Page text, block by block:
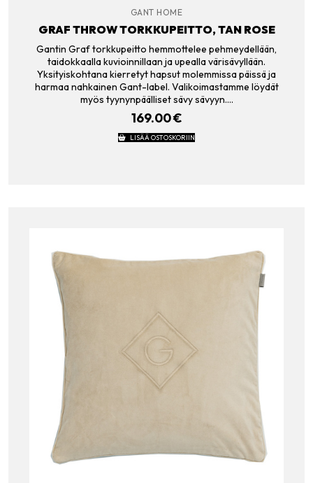
GANT HOME
GRAF THROW TORKKUPEITTO, TAN ROSE
Gantin Graf torkkupeitto hemmottelee pehmeydellään,
taidokkaalla kuvioinnillaan ja upealla värisävyllään.
Yksityiskohtana kierretyt hapsut molemmissa päissä ja
harmaa nahkainen Gant-label. Valikoimastamme löydät
myös tyynynpäälliset sävy sävyyn.…
169.00€
LISÄÄ OSTOSKORIIN